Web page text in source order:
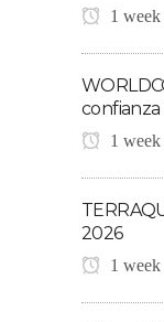
1 week
1 week
2026
1 week